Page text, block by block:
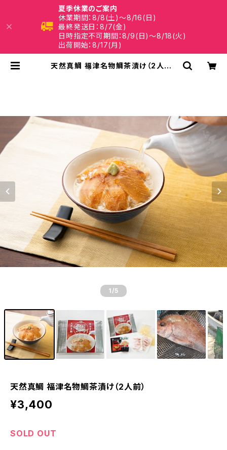
夏季休業のご案内
休業期間：8/8(土)～8/16(日)
最終発送日：8/7(金)
日時指定不可期間：8/9(日)～8/18(火)
出荷開始：8/17(月)
天然真鯛 福津名物鯛茶漬け（2人前）
1 /5
天然真鯛 福津名物鯛茶漬け（2人前）
¥3,400
SOLD OUT